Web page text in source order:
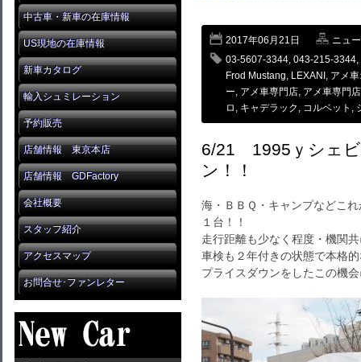
中古車・新車の在庫情報
US現地の在庫情報
新車カタログ
輸入シュミレーション
予約販売
店舗情報 東京本店
店舗情報 GDFactory
会社概要
スタッフ紹介
アクセスマップ
お問合せ･ファンレター
2017年06月21日
ニュ
03-5607-3344, 043-215-3344,
Frod Mustang, LEXANI , アメ
ー, アメ車専門店, アメ車専門
ロ , キャデラック , コルベット ,
6/21 1995ｙシェ
ン！！
海・ＢＢＱ・キャンプなどこ
１台！！
走行距離も少なく程度・機関
車検も２年付きの状態で本格
プライスダウンをしたこの機